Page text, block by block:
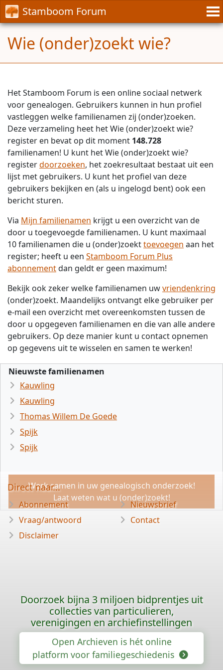
Stamboom Forum
Wie (onder)zoekt wie?
Het Stamboom Forum is een online sociaal netwerk
voor genealogen. Gebruikers kunnen in hun profiel
vastleggen welke familienamen zij (onder)zoeken.
Deze verzameling heet het Wie (onder)zoekt wie?
register en bevat op dit moment 148.728
familienamen! U kunt het Wie (onder)zoekt wie?
registerdoorzoeken, het zoekresultaat bestaat uit een
lijst met gebruikers. U kunt het profiel van deze
gebruikers bekijken en (als u ingelogd bent) ook een
bericht sturen.
Via Mijn familienamen krijgt u een overzicht van de
door u toegevoegde familienamen. U kunt maximaal
10 familienamen die u (onder)zoekttoevoegen aan het
register; heeft u een Stamboom Forum Plus
abonnementdan geldt er geen maximum!
Bekijk ook zeker welke familienamen uwvriendenkring
(onder)zoekt. Maandelijks ontvangt elke gebruiker per
e-mail een overzicht met overeenkomsten tussen de
door u opgegeven familienamen en die van alle andere
gebruikers. Op deze manier kunt u contact opnemen
op gegevens uit te wisselen en samen te werken!
Nieuwste familienamen
Kauwling
Kauwling
Thomas Willem De Goede
Spijk
Spijk
Werk samen in uw genealogisch onderzoek!
Laat weten wat u (onder)zoekt!
Direct naar...
Abonnement
Vraag/antwoord
Disclaimer
Nieuwsbrief
Contact
Doorzoek bijna 3 miljoen bidprentjes uit
collecties van particulieren,
verenigingen en archiefinstellingen
Open Archieven is hét online
platform voor familiegeschiedenis